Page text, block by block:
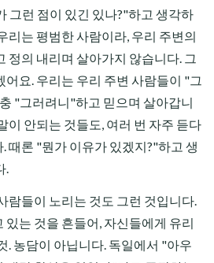
그런 점이 있긴 있나?"하고 생각하
리는 평범한 사람이라, 우리 주변의
정의 내리며 살아가지 않습니다. 그
어요. 우리는 우리 주변 사람들이 "그
"그러려니"하고 믿으며 살아갑니
이 안되는 것들도, 여러 번 자주 듣다
때론 "뭔가 이유가 있겠지?"하고 생
.
람들이 노리는 것도 그런 것입니다.
있는 것을 흔들어, 자신들에게 유리
. 농담이 아닙니다. 독일에서 "아우